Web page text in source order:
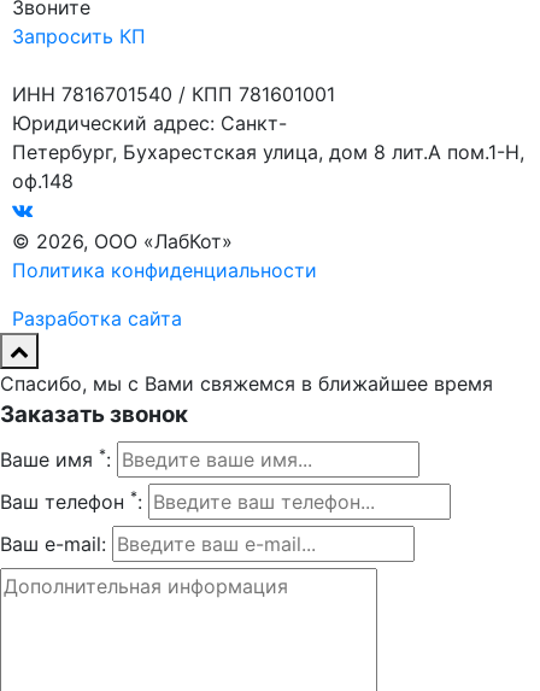
Звоните
Запросить КП
ИНН 7816701540 / КПП 781601001
Юридический адрес: Санкт-
Петербург, Бухарестская улица, дом 8 лит.А пом.1-Н,
оф.148
© 2026, ООО «ЛабКот»
Политика конфиденциальности
Разработка сайта
Спасибо, мы с Вами свяжемся в ближайшее время
Заказать звонок
Ваше имя *:
Ваш телефон *:
Ваш e-mail: